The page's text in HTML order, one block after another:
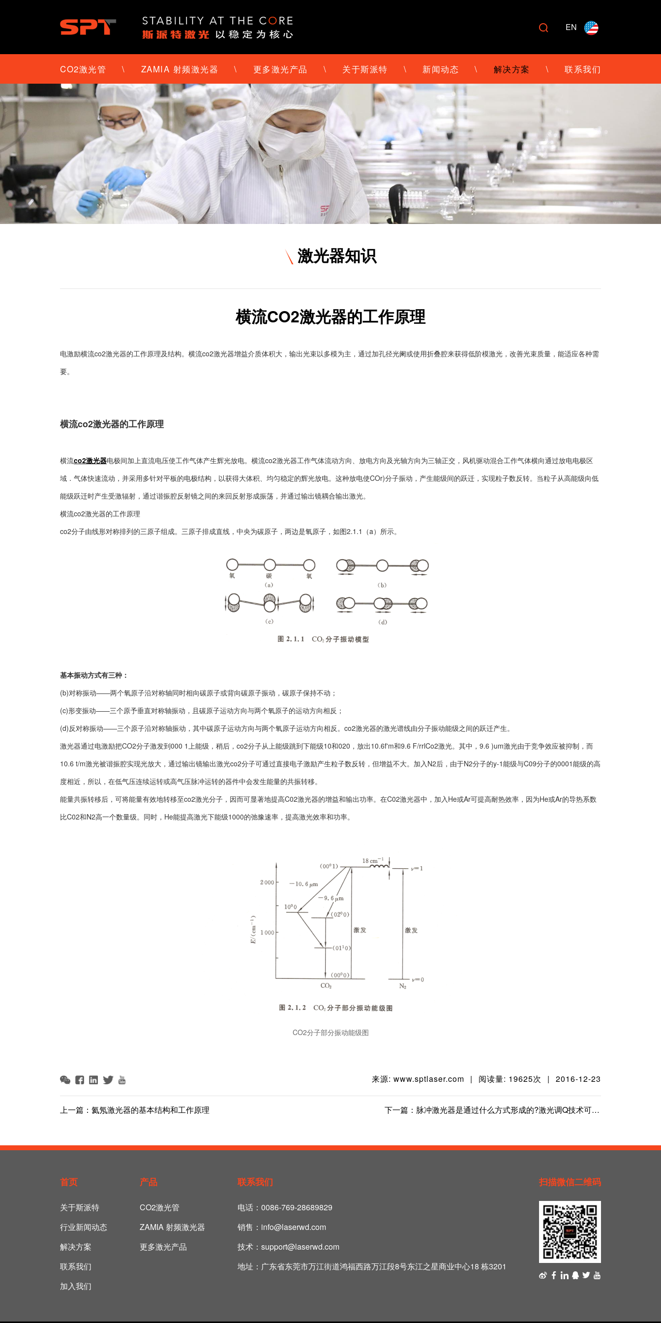
 EN
CO2激光管 \ ZAMIA 射频激光器 \ 更多激光产品 \ 关于斯派特 \ 新闻动态 \ 解决方案 \ 联系我们
激光器知识
横流CO2激光器的工作原理
电激励横流co2激光器的工作原理及结构。横流co2激光器增益介质体积大，输出光束以多模为主，通过加孔径光阑或使用折叠腔来获得低阶模激光，改善光束质量，能适应各种需
要。
横流co2激光器的工作原理
横流co2激光器电极间加上直流电压使工作气体产生辉光放电。横流co2激光器工作气体流动方向、放电方向及光轴方向为三轴正交，风机驱动混合工作气体横向通过放电电极区
域．气体快速流动，并采用多针对平板的电极结构，以获得大体积、均匀稳定的辉光放电。这种放电使COr)分子振动，产生能级间的跃迁，实现粒子数反转。当粒子从高能级向低
能级跃迁时产生受激辐射，通过谐振腔反射镜之间的来回反射形成振荡，并通过输出镜耦合输出激光。
横流co2激光器的工作原理
co2分子由线形对称排列的三原子组成。 三原子排成直线，中央为碳原子，两边是氧原子，如图2.1.1（a）所示。
基本振动方式有三种：
(b)对称振动——两个氧原子沿对称轴同时相向碳原子或背向碳原子振动，碳原子保持不动；
(c)形变振动——三个原予垂直对称轴振动，且碳原子运动方向与两个氧原子的运动方向相反；
(d)反对称振动——三个原子沿对称轴振动，其中碳原子运动方向与两个氧原子运动方向相反。co2激光器的激光谱线由分子振动能级之间的跃迁产生。
激光器通过电激励把CO2分子激发到000 1上能级，稍后，co2分子从上能级跳到下能级10和020，放出10.6f'm和9.6 F/rrlCo2激光。其中，9.6 )um激光由于竞争效应被抑制，而
10.6 t/m激光被谐振腔实现光放大，通过输出镜输出激光co2分子可通过直接电子激励产生粒子数反转，但增益不大。加入N2后，由于N2分子的y-1能级与C09分子的0001能级的高
度相近，所以，在低气压连续运转或高气压脉冲运转的器件中会发生能量的共振转移。
能量共振转移后，可将能量有效地转移至co2激光分子，因而可显著地提高C02激光器的增益和输出功率。在C02激光器中，加入He或Ar可提高耐热效率，因为He或Ar的导热系数
比C02和N2高一个数量级。同时，He能提高激光下能级1000的弛豫速率，提高激光效率和功率。
CO2分子部分振动能级图
来源: www.sptlaser.com | 阅读量: 19625次 | 2016-12-23
上一篇： 氦氖激光器的基本结构和工作原理 下一篇： 脉冲激光器是通过什么方式形成的?激光调Q技术可以实现
首页
关于斯派特
行业新闻动态
解决方案
联系我们
加入我们
产品
CO2激光管
ZAMIA 射频激光器
更多激光产品
联系我们
电话： 0086-769-28689829
销售： info@laserwd.com
技术： support@laserwd.com
地址： 广东省东莞市万江街道鸿福西路万江段8号东江之星商业中心18 栋3201
扫描微信二维码